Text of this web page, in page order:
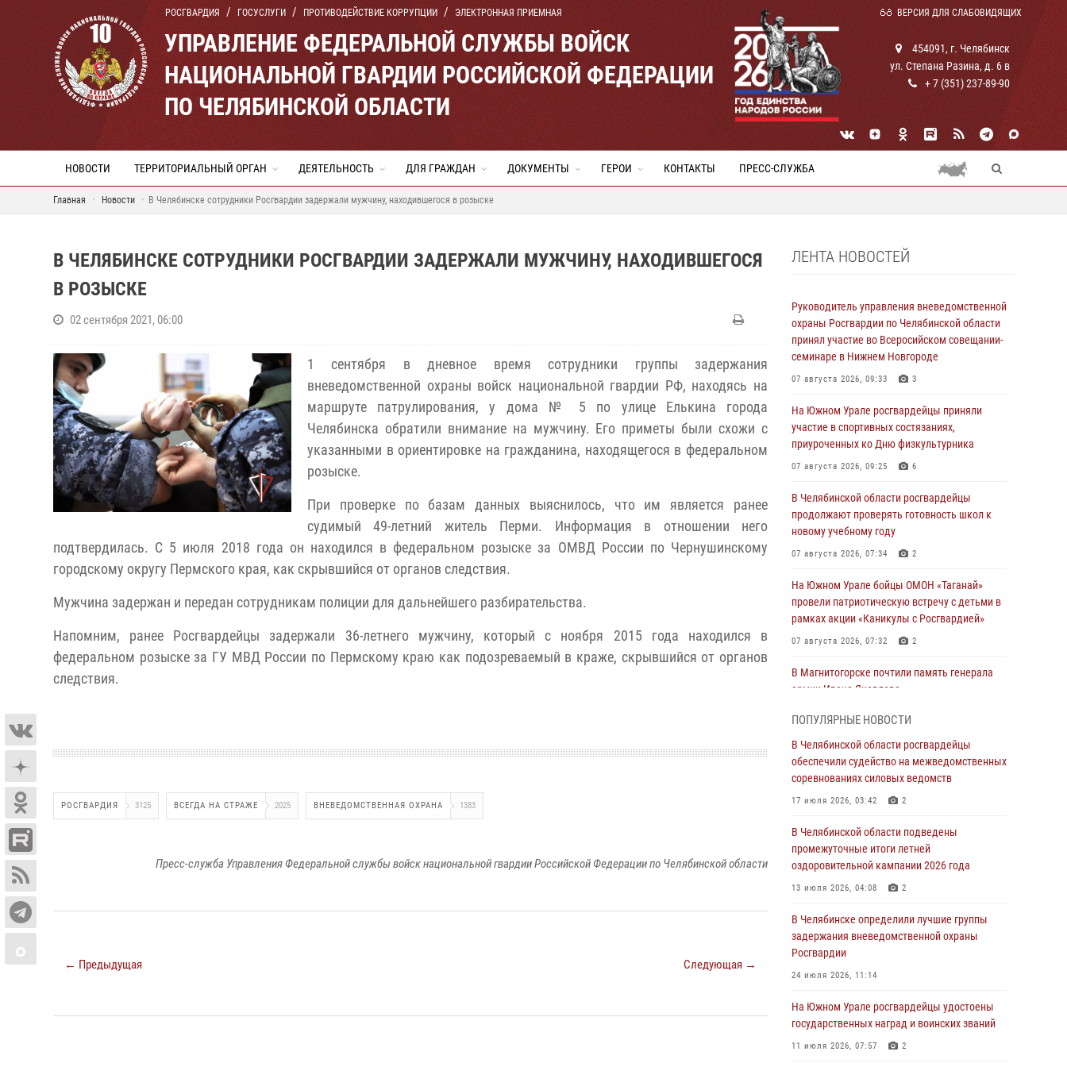
РОСГВАРДИЯ ГОСУСЛУГИ ПРОТИВОДЕЙСТВИЕ КОРРУПЦИИ ЭЛЕКТРОННАЯ ПРИЕМНАЯ ВЕРСИЯ ДЛЯ СЛАБОВИДЯЩИХ
УПРАВЛЕНИЕ ФЕДЕРАЛЬНОЙ СЛУЖБЫ ВОЙСК
НАЦИОНАЛЬНОЙ ГВАРДИИ РОССИЙСКОЙ ФЕДЕРАЦИИ
ПО ЧЕЛЯБИНСКОЙ ОБЛАСТИ
454091, г. Челябинск
ул. Степана Разина, д. 6 в
+ 7 (351) 237-89-90
НОВОСТИ ТЕРРИТОРИАЛЬНЫЙ ОРГАН ДЕЯТЕЛЬНОСТЬ ДЛЯ ГРАЖДАН ДОКУМЕНТЫ ГЕРОИ КОНТАКТЫ ПРЕСС-СЛУЖБА
Главная Новости В Челябинске сотрудники Росгвардии задержали мужчину, находившегося в розыске
В ЧЕЛЯБИНСКЕ СОТРУДНИКИ РОСГВАРДИИ ЗАДЕРЖАЛИ МУЖЧИНУ, НАХОДИВШЕГОСЯ
В РОЗЫСКЕ
02 сентября 2021, 06:00
1 сентября в дневное время сотрудники группы задержания
вневедомственной охраны войск национальной гвардии РФ, находясь на
маршруте патрулирования, у дома № 5 по улице Елькина города
Челябинска обратили внимание на мужчину. Его приметы были схожи с
указанными в ориентировке на гражданина, находящегося в федеральном
розыске.
При проверке по базам данных выяснилось, что им является ранее
судимый 49-летний житель Перми. Информация в отношении него
подтвердилась. С 5 июля 2018 года он находился в федеральном розыске за ОМВД России по Чернушинскому
городскому округу Пермского края, как скрывшийся от органов следствия.
Мужчина задержан и передан сотрудникам полиции для дальнейшего разбирательства.
Напомним, ранее Росгвардейцы задержали 36-летнего мужчину, который с ноября 2015 года находился в
федеральном розыске за ГУ МВД России по Пермскому краю как подозреваемый в краже, скрывшийся от органов
следствия.
РОСГВАРДИЯ 3125 ВСЕГДА НА СТРАЖЕ 2025 ВНЕВЕДОМСТВЕННАЯ ОХРАНА 1383
Пресс-служба Управления Федеральной службы войск национальной гвардии Российской Федерации по Челябинской области
← Предыдущая Следующая →
ЛЕНТА НОВОСТЕЙ
Руководитель управления вневедомственной
охраны Росгвардии по Челябинской области
принял участие во Всеросийском совещании-
семинаре в Нижнем Новгороде
07 августа 2026, 09:33 3
На Южном Урале росгвардейцы приняли
участие в спортивных состязаниях,
приуроченных ко Дню физкультурника
07 августа 2026, 09:25 6
В Челябинской области росгвардейцы
продолжают проверять готовность школ к
новому учебному году
07 августа 2026, 07:34 2
На Южном Урале бойцы ОМОН «Таганай»
провели патриотическую встречу с детьми в
рамках акции «Каникулы с Росгвардией»
07 августа 2026, 07:32 2
В Магнитогорске почтили память генерала
армии Ивана Яковлева
В Магнитогорске сотрудники Росгвардии
задержали рецидивиста за хищение алкоголя
из супермаркета
05 августа 2026, 06:06
На Южном Урале спецназ Росгвардии провел
военно-полевые сборы для кадетов
04 августа 2026, 10:03 1
воров в Челябинске
04 августа 2026, 10:00
На Южном Урале сотрудники Росгвардии
убийства
03 августа 2026, 11:41
ПОПУЛЯРНЫЕ НОВОСТИ
В Челябинской области росгвардейцы
обеспечили судейство на межведомственных
соревнованиях силовых ведомств
17 июля 2026, 03:42 2
В Челябинской области подведены
промежуточные итоги летней
оздоровительной кампании 2026 года
13 июля 2026, 04:08 2
В Челябинске определили лучшие группы
задержания вневедомственной охраны
Росгвардии
24 июля 2026, 11:14
На Южном Урале росгвардейцы удостоены
государственных наград и воинских званий
11 июля 2026, 07:57 2